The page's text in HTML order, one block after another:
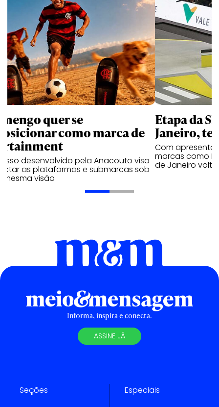
quer se
como marca de
desenvolvido pela Anacouto visa
as plataformas e submarcas sob
mesma visão
Etapa da
Janeiro,
Com
marcas como
de Janeiro
Informa, inspira e conecta.
ASSINE JÁ
Seções Especiais